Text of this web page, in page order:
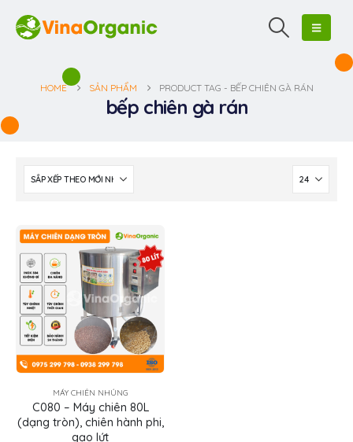
HOME SẢN PHẨM PRODUCT TAG - BẾP CHIÊN GÀ RÁN
bếp chiên gà rán
MÁY CHIÊN NHÚNG
C080 – Máy chiên 80L
(dạng tròn), chiên hành phi,
gạo lứt